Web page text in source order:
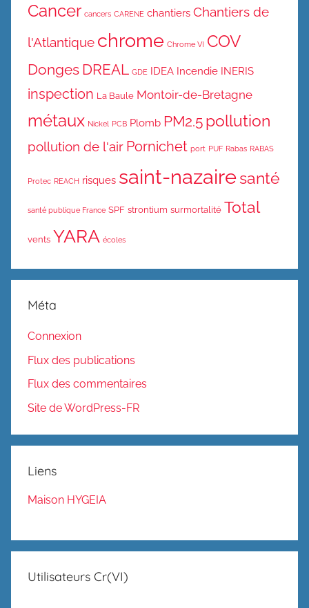
Cancer cancers CARENE chantiers Chantiers de
l'Atlantique chrome Chrome VI COV
Donges DREAL GDE IDEA Incendie INERIS
inspection La Baule Montoir-de-Bretagne
métaux Nickel PCB Plomb PM2.5 pollution
pollution de l'air Pornichet port PUF Rabas RABAS
Protec REACH risques saint-nazairesanté
santé publique France SPF strontium surmortalité Total
vents YARA écoles
Méta
Connexion
Flux des publications
Flux des commentaires
Site de WordPress-FR
Liens
Maison HYGEIA
Utilisateurs Cr(VI)